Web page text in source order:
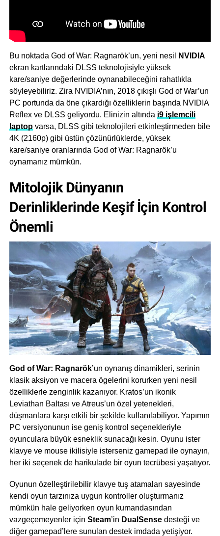
Bu noktada God of War: Ragnarök’un, yeni nesil
NVIDIA
ekran kartlarındaki DLSS teknolojisiyle yüksek
kare/saniye değerlerinde oynanabileceğini rahatlıkla
söyleyebiliriz. Zira NVIDIA’nın, 2018 çıkışlı God of War’un
PC portunda da öne çıkardığı özelliklerin başında NVIDIA
Reflex ve DLSS geliyordu. Elinizin altında i9 işlemcili
laptopvarsa, DLSS gibi teknolojileri etkinleştirmeden bile
4K (2160p) gibi üstün çözünürlüklerde, yüksek
kare/saniye oranlarında God of War: Ragnarök’u
oynamanız mümkün.
Mitolojik Dünyanın
Derinliklerinde Keşif İçin Kontrol
Önemli
God of War: Ragnarök’un oynanış dinamikleri, serinin
klasik aksiyon ve macera ögelerini korurken yeni nesil
özelliklerle zenginlik kazanıyor. Kratos’un ikonik
Leviathan Baltası ve Atreus’un özel yetenekleri,
düşmanlara karşı etkili bir şekilde kullanılabiliyor. Yapımın
PC versiyonunun ise geniş kontrol seçenekleriyle
oyunculara büyük esneklik sunacağı kesin. Oyunu ister
klavye ve mouse ikilisiyle isterseniz gamepad ile oynayın,
her iki seçenek de harikulade bir oyun tecrübesi yaşatıyor.
Oyunun özelleştirilebilir klavye tuş atamaları sayesinde
kendi oyun tarzınıza uygun kontroller oluşturmanız
mümkün hale geliyorken oyun kumandasından
vazgeçemeyenler için Steam’in DualSensedesteği ve
diğer gamepad’lere sunulan destek imdada yetişiyor.